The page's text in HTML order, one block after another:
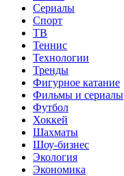
Сериалы
Спорт
ТВ
Теннис
Технологии
Тренды
Фигурное катание
Фильмы и сериалы
Футбол
Хоккей
Шахматы
Шоу-бизнес
Экология
Экономика